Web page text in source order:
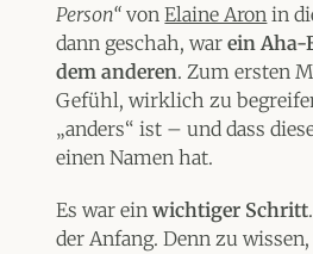
Person“ vonElaine Aron in
dann geschah, warein Aha-
dem anderen. Zum ersten
Gefühl, wirklich zu
„anders“ ist – und dass
einen Namen hat.
Es war einwichtiger Schritt
der Anfang. Denn zu